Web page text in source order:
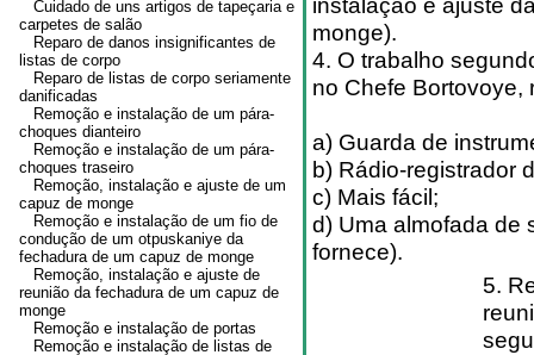
Cuidado de uns artigos de tapeçaria e
carpetes de salão
Reparo de danos insignificantes de
listas de corpo
Reparo de listas de corpo seriamente
danificadas
Remoção e instalação de um pára-
choques dianteiro
Remoção e instalação de um pára-
choques traseiro
Remoção, instalação e ajuste de um
capuz de monge
Remoção e instalação de um fio de
condução de um otpuskaniye da
fechadura de um capuz de monge
Remoção, instalação e ajuste de
reunião da fechadura de um capuz de
monge
Remoção e instalação de portas
Remoção e instalação de listas de
monge).
4. O trabalho
no Chefe Bortovoye,
a) Guarda de
b) Rádio-registrador
c) Mais fácil;
d) Uma almofada de
fornece).
5.